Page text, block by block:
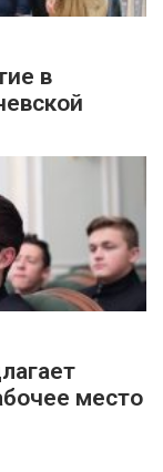
в
место